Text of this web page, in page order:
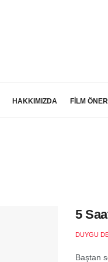
HAKKIMIZDA FİLM
5
DUYGU
Baştan